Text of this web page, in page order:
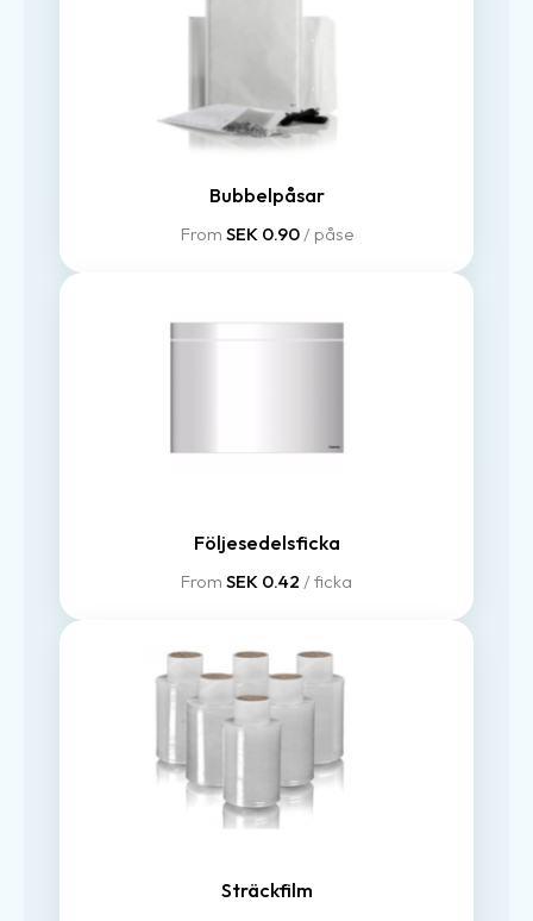
Bubbelpåsar
From SEK 0.90/ påse
Följesedelsficka
From SEK 0.42 / ficka
Sträckfilm